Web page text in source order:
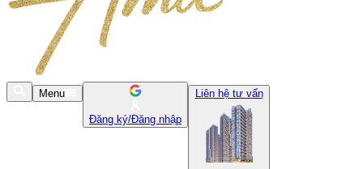
Menu
Đăng ký/Đăng nhập
Liên hệ tư vấn